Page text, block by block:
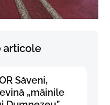
articole
Săveni,
„mâinile